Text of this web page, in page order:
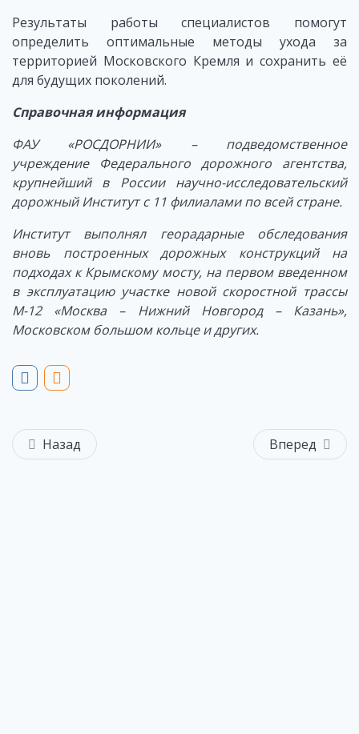
Результаты работы специалистов помогут
определить оптимальные методы ухода за
территорией Московского Кремля и сохранить её
для будущих поколений.
Справочная информация
ФАУ «РОСДОРНИИ» – подведомственное
учреждение Федерального дорожного агентства,
крупнейший в России научно-исследовательский
дорожный Институт с 11 филиалами по всей стране.
Институт выполнял георадарные обследования
вновь построенных дорожных конструкций на
подходах к Крымскому мосту, на первом введенном
в эксплуатацию участке новой скоростной трассы
М-12 «Москва – Нижний Новгород – Казань»,
Московском большом кольце и других.
Назад Вперед